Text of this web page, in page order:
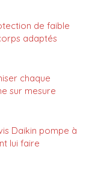
de faible
adaptés
chaque
sur mesure
Daikin pompe à
lui faire